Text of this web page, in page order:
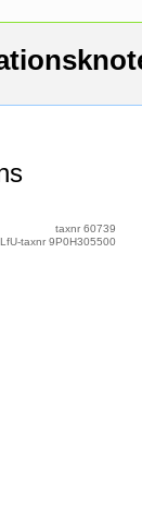
taxnr 60739
LfU-taxnr 9P0H305500